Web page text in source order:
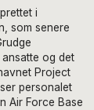
i
som senere
og det
Project
personalet
Air Force Base